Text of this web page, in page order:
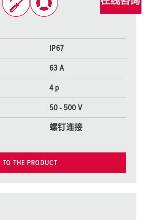
IP67
63 A
4 p
50 - 500 V
螺钉连接
TO THE PRODUCT